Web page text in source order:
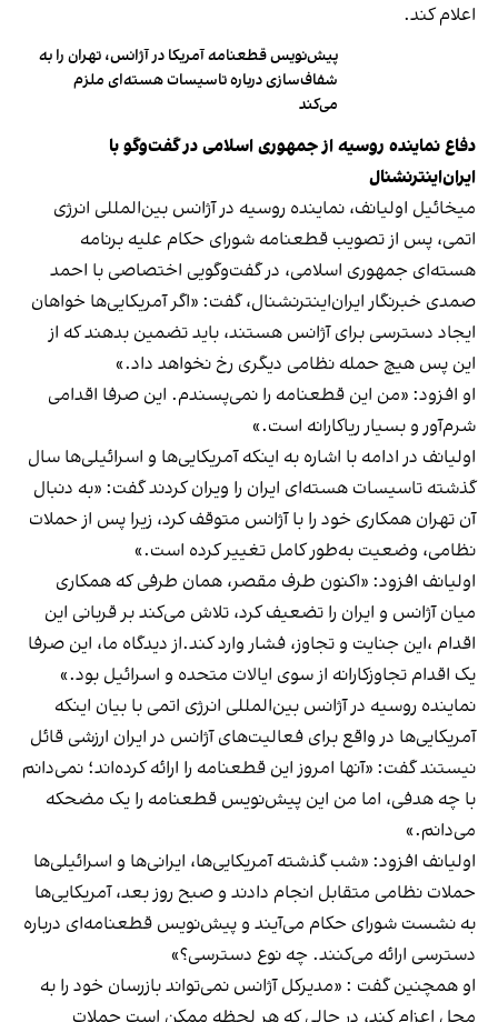
اعلام کند.
پیش‌نویس قطعنامه آمریکا در آژانس، تهران را به
شفاف‌سازی درباره تاسیسات هسته‌ای ملزم
می‌کند
دفاع نماینده روسیه از جمهوری اسلامی در گفت‌وگو با
ایران‌اینترنشنال
میخائیل اولیانف، نماینده روسیه در آژانس بین‌المللی انرژی
اتمی، پس از تصویب قطعنامه شورای حکام علیه برنامه
هسته‌ای جمهوری اسلامی، در گفت‌وگویی اختصاصی با احمد
صمدی خبرنگار ایران‌اینترنشنال، گفت: «اگر آمریکایی‌ها خواهان
ایجاد دسترسی برای آژانس هستند، باید تضمین بدهند که از
این پس هیچ حمله نظامی دیگری رخ نخواهد داد.»
او افزود: «من این قطعنامه را نمی‌پسندم. این صرفا اقدامی
شرم‌آور و بسیار ریاکارانه است.»
اولیانف در ادامه با اشاره به اینکه آمریکایی‌ها و اسرائیلی‌ها سال
گذشته تاسیسات هسته‌ای ایران را ویران کردند گفت: «به دنبال
آن تهران همکاری خود را با آژانس متوقف کرد، زیرا پس از حملات
نظامی، وضعیت به‌طور کامل تغییر کرده است.»
اولیانف افزود: «اکنون طرف مقصر، همان طرفی که همکاری
میان آژانس و ایران را تضعیف کرد، تلاش می‌کند بر قربانی این
اقدام ،این جنایت و تجاوز، فشار وارد کند.از دیدگاه ما، این صرفا
یک اقدام تجاوزکارانه از سوی ایالات متحده و اسرائیل بود.»
نماینده روسیه در آژانس بین‌المللی انرژی اتمی با بیان اینکه
آمریکایی‌ها در واقع برای فعالیت‌های آژانس در ایران ارزشی قائل
نیستند گفت: «آنها امروز این قطعنامه را ارائه کرده‌اند؛ نمی‌دانم
با چه هدفی، اما من این پیش‌نویس قطعنامه را یک مضحکه
می‌دانم.»
اولیانف افزود: «شب گذشته آمریکایی‌ها، ایرانی‌ها و اسرائیلی‌ها
حملات نظامی متقابل انجام دادند و صبح روز بعد، آمریکایی‌ها
به نشست شورای حکام می‌آیند و پیش‌نویس قطعنامه‌ای درباره
دسترسی ارائه می‌کنند. چه نوع دسترسی؟»
او همچنین گفت : «مدیرکل آژانس نمی‌تواند بازرسان خود را به